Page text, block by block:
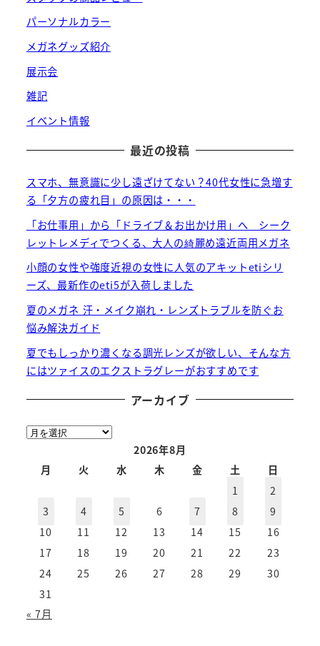
パーソナルカラー
メガネグッズ紹介
展示会
雑記
イベント情報
最近の投稿
スマホ、無意識に少し遠ざけてない？40代女性に急増す
る「夕方の疲れ目」の原因は・・・
「お仕事用」から「ドライブ＆お出かけ用」へ シーク
レットレメディでつくる、大人の綺麗め遠近両用メガネ
小顔の女性や強度近視の女性に人気のアキットetiシリ
ーズ、最新作のeti5が入荷しました
夏のメガネ 汗・メイク崩れ・レンズトラブルを防ぐお
悩み解決ガイド
夏でもしっかり濃くなる調光レンズが欲しい、そんな方
にはツァイスのエクストラグレーがおすすめです
アーカイブ
ア
2026年8月
月
火 水 木 金 土
日
1
2
3
4 5 6 7 8
9
10
11 12 13 14 15
16
17
18 19 20 21 22
23
24
25 26 27 28 29
30
31
« 7月